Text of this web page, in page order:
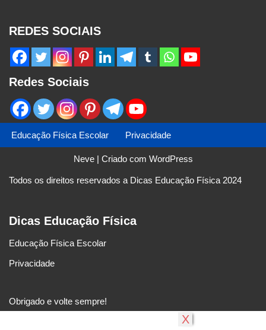
REDES SOCIAIS
Redes Sociais
Educação Física Escolar Privacidade
Neve| Criado com WordPress
Todos os direitos reservados a Dicas Educação Física 2024
Dicas Educação Física
Educação Física Escolar
Privacidade
Obrigado e volte sempre!
X